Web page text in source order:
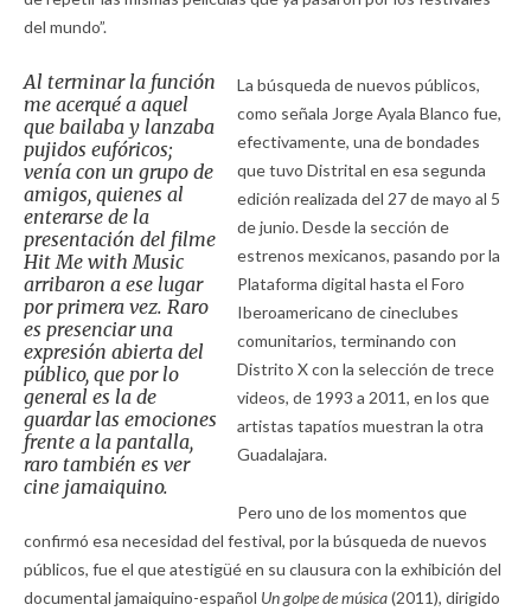
del mundo”.
Al terminar la función
me acerqué a aquel
que bailaba y lanzaba
pujidos eufóricos;
venía con un grupo de
amigos, quienes al
enterarse de la
presentación del filme
Hit Me with Music
arribaron a ese lugar
por primera vez. Raro
es presenciar una
expresión abierta del
público, que por lo
general es la de
guardar las emociones
frente a la pantalla,
raro también es ver
cine jamaiquino.
La búsqueda de nuevos públicos,
como señala Jorge Ayala Blanco fue,
efectivamente, una de bondades
que tuvo Distrital en esa segunda
edición realizada del 27 de mayo al 5
de junio. Desde la sección de
estrenos mexicanos, pasando por la
Plataforma digital hasta el Foro
Iberoamericano de cineclubes
comunitarios, terminando con
Distrito X con la selección de trece
videos, de 1993 a 2011, en los que
artistas tapatíos muestran la otra
Guadalajara.
Pero uno de los momentos que
confirmó esa necesidad del festival, por la búsqueda de nuevos
públicos, fue el que atestigüé en su clausura con la exhibición del
documental jamaiquino-español Un golpe de música(2011), dirigido